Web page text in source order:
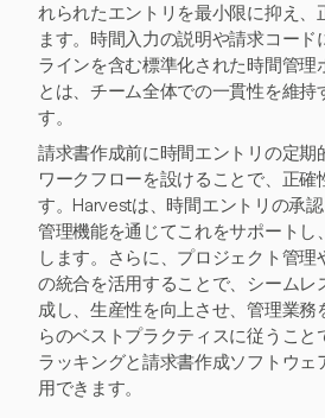
れられたエントリを最小限に抑え、
ます。時間入力の説明や請求コード
ラインを含む標準化された時間管理
とは、チーム全体での一貫性を維持
す。
請求書作成前に時間エントリの定期
ワークフローを設けることで、正確
す。Harvestは、時間エントリの承
管理機能を通じてこれをサポートし
します。さらに、プロジェクト管理
の統合を活用することで、シームレ
成し、生産性を向上させ、管理業務
らのベストプラクティスに従うこと
ラッキングと請求書作成ソフトウェ
用できます。